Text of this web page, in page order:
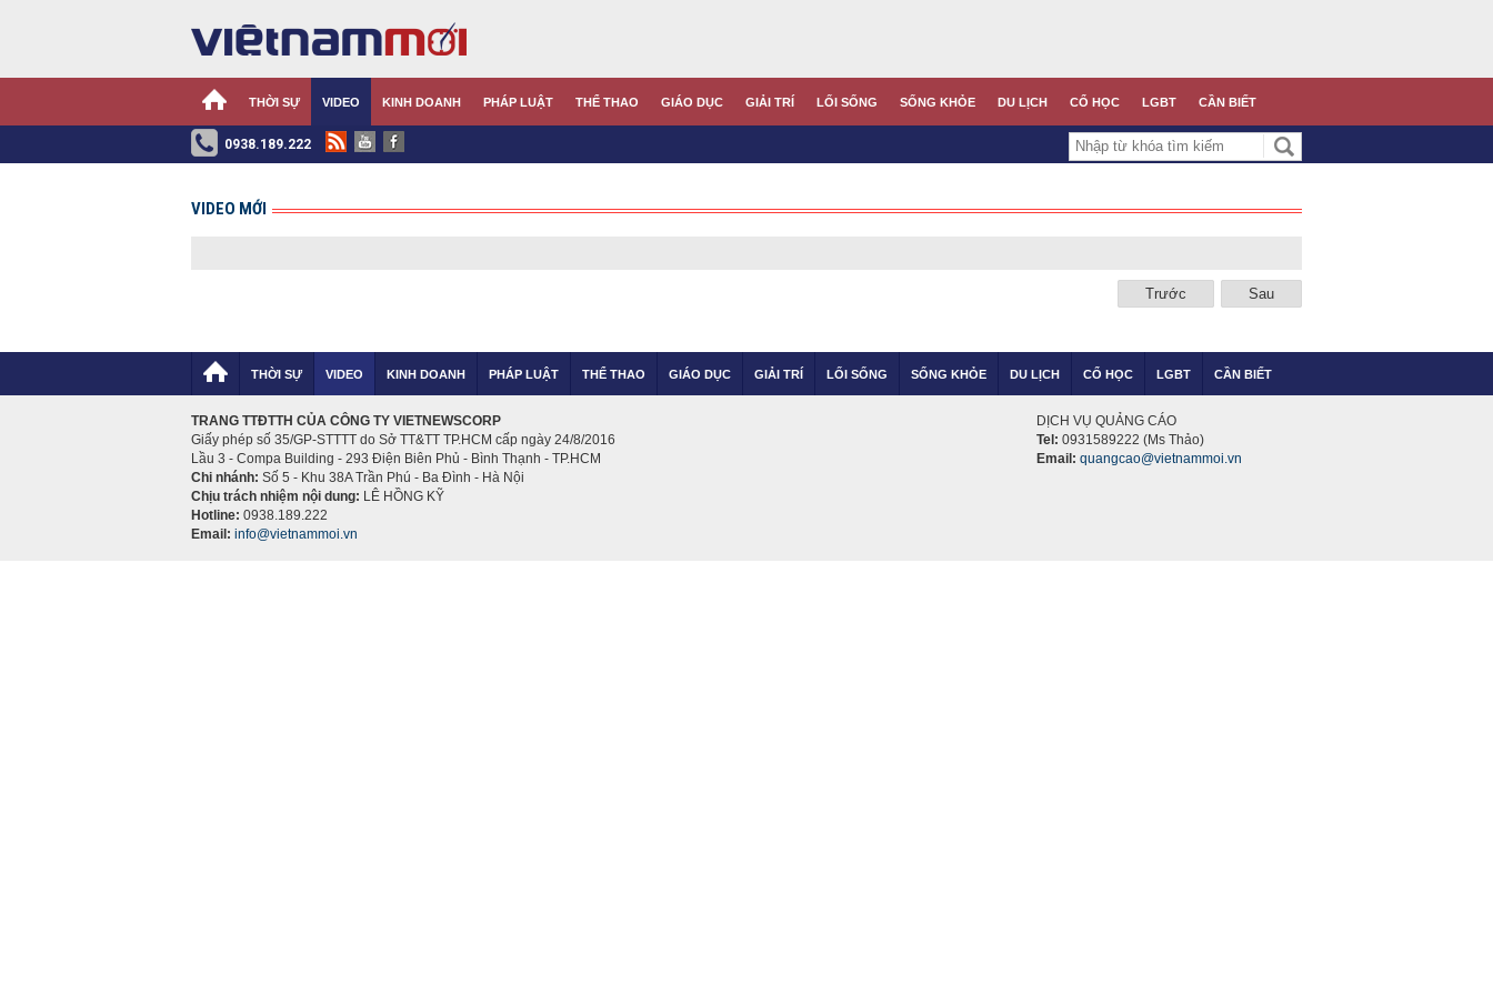
THỜI SỰ VIDEO KINH DOANH PHÁP LUẬT THỂ THAO GIÁO DỤC GIẢI TRÍ LỐI SỐNG SỐNG KHỎE DU LỊCH CỔ HỌC LGBT CẦN BIẾT
0938.189.222
VIDEO MỚI
Trước Sau
THỜI SỰ VIDEO KINH DOANH PHÁP LUẬT THỂ THAO GIÁO DỤC GIẢI TRÍ LỐI SỐNG SỐNG KHỎE DU LỊCH CỔ HỌC LGBT CẦN BIẾT
TRANG TTĐTTH CỦA CÔNG TY VIETNEWSCORP
Giấy phép số 35/GP-STTTT do Sở TT&TT TP.HCM cấp ngày 24/8/2016
Lầu 3 - Compa Building - 293 Điện Biên Phủ - Bình Thạnh - TP.HCM
Chi nhánh: Số 5 - Khu 38A Trần Phú - Ba Đình - Hà Nội
Chịu trách nhiệm nội dung: LÊ HỒNG KỸ
Hotline: 0938.189.222
Email: info@vietnammoi.vn
DỊCH VỤ QUẢNG CÁO
Tel: 0931589222 (Ms Thảo)
Email: quangcao@vietnammoi.vn